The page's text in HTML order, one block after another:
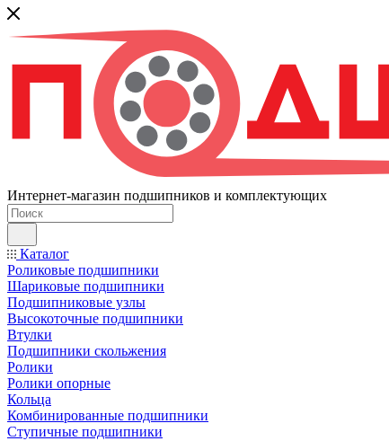
Интернет-магазин подшипников и комплектующих
Каталог
Роликовые подшипники
Шариковые подшипники
Подшипниковые узлы
Высокоточные подшипники
Втулки
Подшипники скольжения
Ролики
Ролики опорные
Кольца
Комбинированные подшипники
Ступичные подшипники